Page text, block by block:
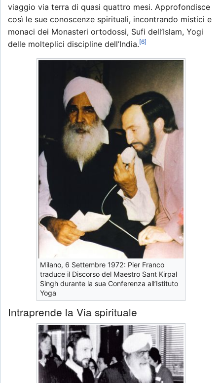
viaggio via terra di quasi quattro mesi. Approfondisce
così le sue conoscenze spirituali, incontrando mistici e
monaci dei Monasteri ortodossi, Sufi dell’Islam, Yogi
delle molteplici discipline dell’India.[6]
Milano, 6 Settembre 1972: Pier Franco
traduce il Discorso del Maestro Sant Kirpal
Singh durante la sua Conferenza all’Istituto
Yoga
Intraprende la Via spirituale